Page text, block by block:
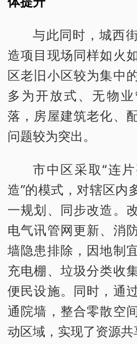
与此同时，城西
造项目现场同样如火
区老旧小区较为集中
多为开放式、无物
落，房屋建筑老化、
问题较为突出。
市中区采取“连
造”的模式，对辖区内
一规划、同步改造。
电气讯管网更新、消
墙隐患排除，因地制
充电棚、垃圾分类收
便民设施。同时，通
通院墙，整合零散空
动区域，实现了资源共